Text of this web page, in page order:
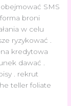
SMS
broni
w celu
ryzykować .
kredytowa
dawać .
. rekrut
teller foliate